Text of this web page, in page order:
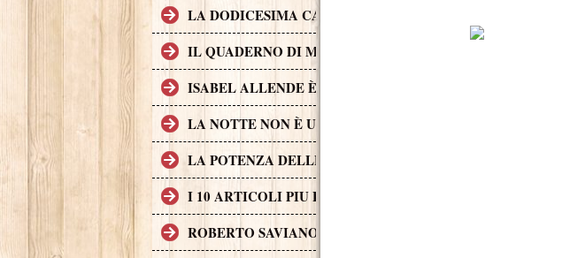
LA DODICESIMA CARTA È IL SESTO LIBRO DI
IL QUADERNO DI MAYA È UN ROMANZO ATIPICO, UN
ISABEL ALLENDE È UNA DELLE AUTRICI
LA NOTTE NON È UN POSTO SICURO, UNO
LA POTENZA DELLE STORIE LOVECRAFTIANE
I 10 ARTICOLI PIU LETTI SUL SITO RACCOMANDATI SE
ROBERTO SAVIANO, II CASO GOMORRA, LE MINACCE E